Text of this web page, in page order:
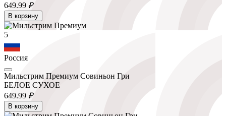
649.99 ₽
В корзину
5
Россия
Мильстрим Премиум Совиньон Гри
БЕЛОЕ СУХОЕ
649.99 ₽
В корзину